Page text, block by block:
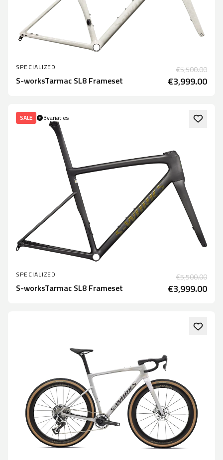
SPECIALIZED €5,500.00
S-worksTarmac SL8 Frameset €3,999.00
SALE 3variaties
SPECIALIZED €5,500.00
S-worksTarmac SL8 Frameset €3,999.00